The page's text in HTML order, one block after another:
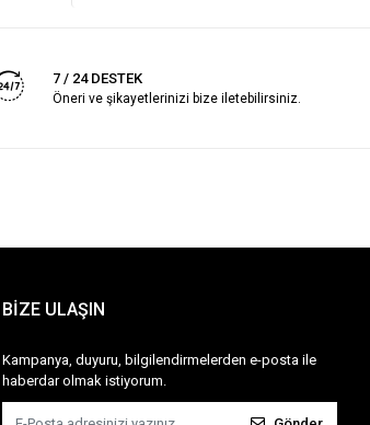
7 / 24 DESTEK
Öneri ve şikayetlerinizi bize iletebilirsiniz.
BİZE ULAŞIN
Kampanya, duyuru, bilgilendirmelerden e-posta ile
haberdar olmak istiyorum.